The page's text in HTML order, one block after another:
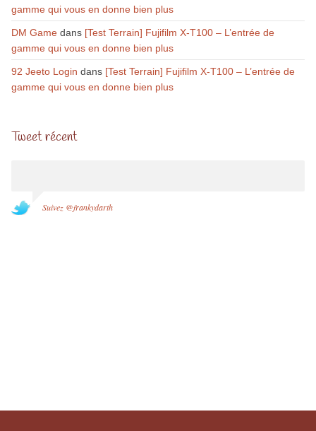
gamme qui vous en donne bien plus
DM Gamedans [Test Terrain] Fujifilm X-T100 – L’entrée de
gamme qui vous en donne bien plus
92 Jeeto Login dans [Test Terrain] Fujifilm X-T100 – L’entrée de
gamme qui vous en donne bien plus
Tweet récent
Suivez @frankydarth